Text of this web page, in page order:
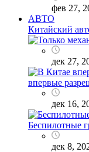
фев 27,
АВТО
Китайский
дек 27,
впервые
дек 16,
Беспилотные
дек 8,